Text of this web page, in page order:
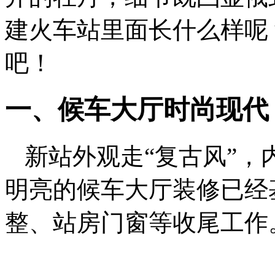
建火车站里面长什么样
吧！
一、候车大厅时尚现代
新站外观走“复古风”，
明亮的候车大厅装修已
整、站房门窗等收尾工作